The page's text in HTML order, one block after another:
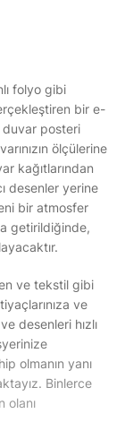
folyo gibi
bir e-
duvar posteri
ölçülerine
kağıtlarından
desenler yerine
bir atmosfer
getirildiğinde,
ve tekstil gibi
ve
desenleri hızlı
olmanın yanı
Binlerce
olanı